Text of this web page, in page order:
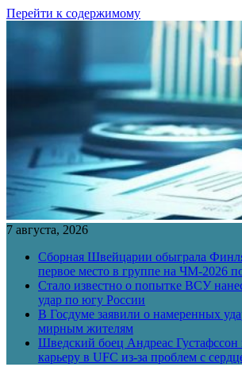
Перейти к содержимому
7 августа, 2026
Сборная Швейцарии обыграла
первое место в группе на ЧМ-2026
Стало известно о попытке ВСУ
удар по югу России
В Госдуме заявили о намеренных
мирным жителям
Шведский боец Андреас Густафссон
карьеру в UFC из-за проблем с